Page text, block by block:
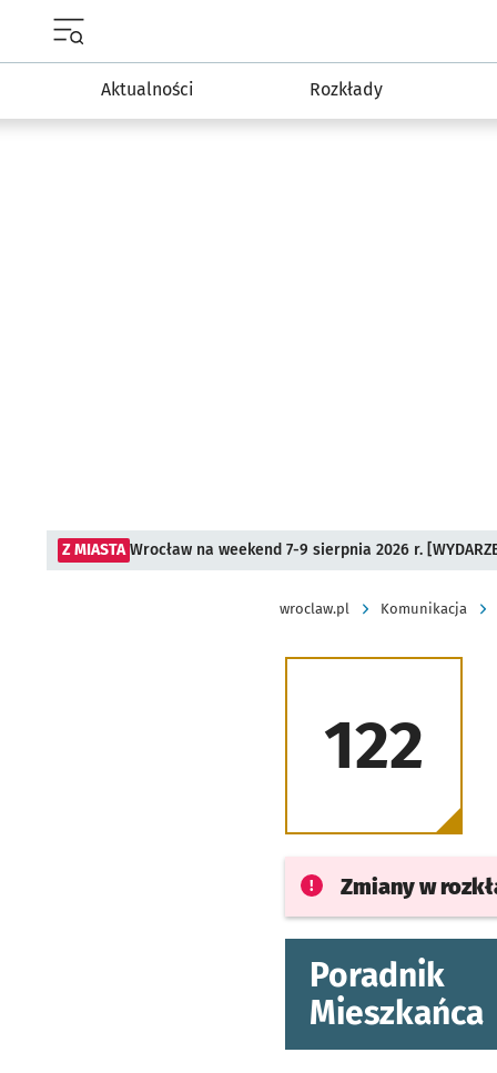
Aktualności Rozkłady
Z MIASTA Wrocław na weekend 7-9 sierpnia 2026 r.
wroclaw.pl Komunikacja
122
Zmiany w
Poradnik
Mieszkańca